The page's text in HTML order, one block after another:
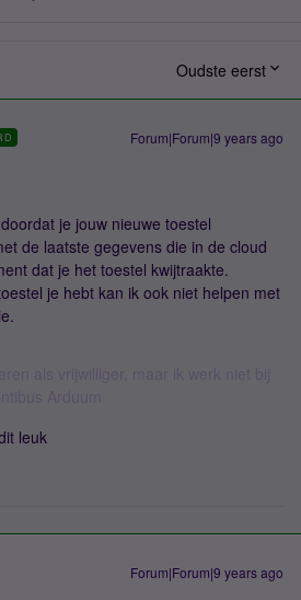
Oudste eerst
Forum|Forum|9 years ago
je jouw nieuwe toestel
de laatste gegevens die in de cloud
dat je het toestel kwijtraakte.
je hebt kan ik ook niet helpen met
leuk
Forum|Forum|9 years ago